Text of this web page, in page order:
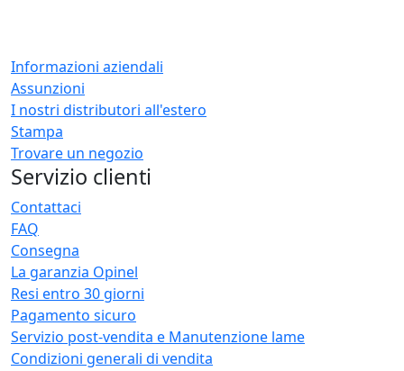
Informazioni aziendali
Assunzioni
I nostri distributori all'estero
Stampa
Trovare un negozio
Servizio clienti
Contattaci
FAQ
Consegna
La garanzia Opinel
Resi entro 30 giorni
Pagamento sicuro
Servizio post-vendita e Manutenzione lame
Condizioni generali di vendita